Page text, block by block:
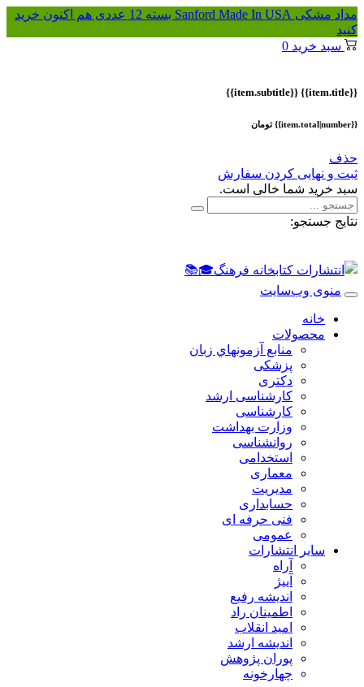
مداد مشکی Sanford Made In USA بسته 12 عددی
هم اکنون خرید
کنید
سبد خرید 0
{{item.title}}
{{item.subtitle}}
{{item.total|number}} تومان
حذف
ثبت و نهایی کردن سفارش
سبد خرید شما خالی است.
نتایج جستجو:
منوی وب‌سایت
خانه
محصولات
منابع آزمونهاي زبان
پزشکی
دکتری
کارشناسی ارشد
کارشناسی
وزارت بهداشت
روانشناسی
استخدامی
معماری
مدیریت
حسابداری
فنی حرفه ای
عمومی
سایر انتشارات
آراه
آییژ
اندیشه رفیع
اطمینان راد
امید انقلاب
اندیشه ارشد
پوران پژوهش
چهارخونه